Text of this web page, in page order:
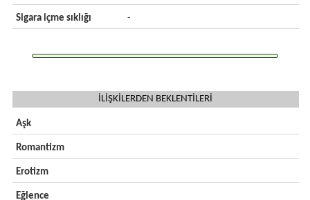
Sigara içme sıklığı -
İLİŞKİLERDEN BEKLENTİLERİ
Aşk
Romantizm
Erotizm
Eğlence